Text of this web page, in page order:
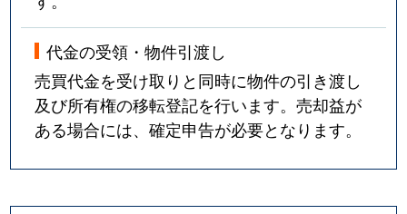
代金の受領・物件引渡し
売買代金を受け取りと同時に物件の引き渡し
及び所有権の移転登記を行います。売却益が
ある場合には、確定申告が必要となります。